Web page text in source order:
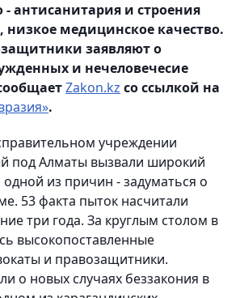
антисанитария и строения
низкое медицинское качество.
заявляют о
и нечеловечесие
Zakon.kz со ссылкой на
.
учреждении
под Алматы вызвали широкий
одной из причин - задуматься о
53 факта пыток насчитали
три года. За круглым столом в
высокопоставленные
и правозащитники.
о новых случаях беззакония в